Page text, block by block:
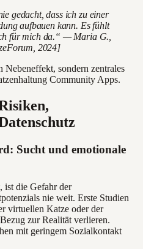
gedacht, dass ich zu einer
aufbauen kann. Es fühlt
für mich da.“ — Maria G.,
2024]
Nebeneffekt, sondern zentrales
Community Apps.
Sucht und emotionale
ist die Gefahr der
nie weit. Erste Studien
virtuellen Katze oder der
zur Realität verlieren.
mit geringem Sozialkontakt